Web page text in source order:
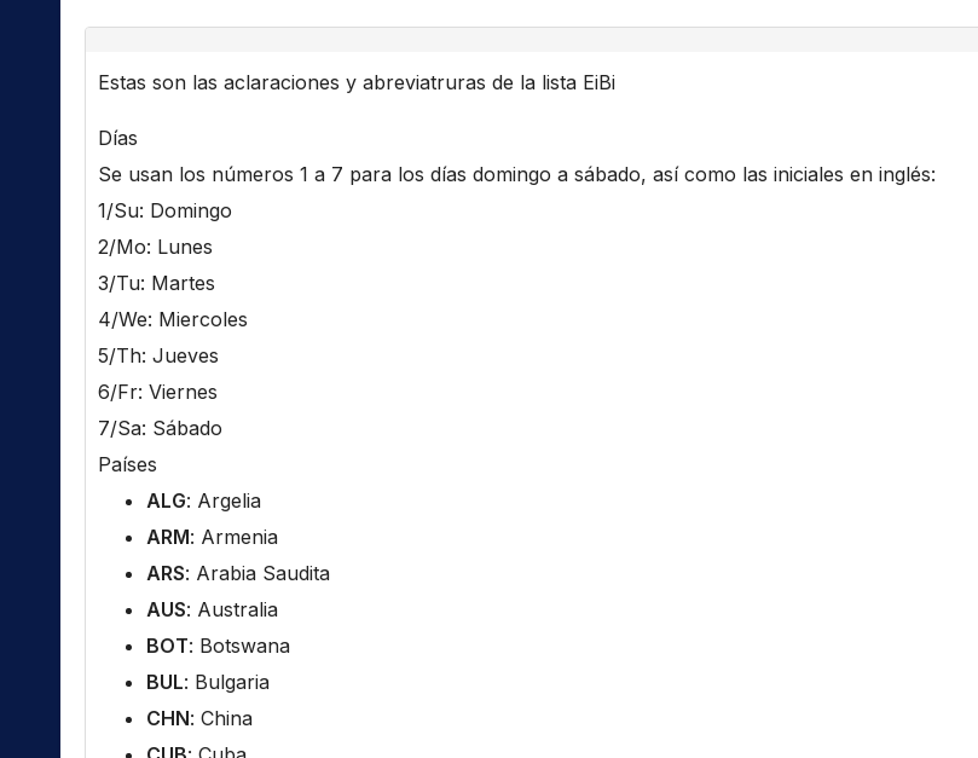
Estas son las aclaraciones y abreviatruras de la lista EiBi
Días
Se usan los números 1 a 7 para los días domingo a sábado, así como las iniciales en inglés:
1/Su: Domingo
2/Mo: Lunes
3/Tu: Martes
4/We: Miercoles
5/Th: Jueves
6/Fr: Viernes
7/Sa: Sábado
Países
ALG: Argelia
ARM: Armenia
ARS: Arabia Saudita
AUS: Australia
BOT: Botswana
BUL: Bulgaria
CHN: China